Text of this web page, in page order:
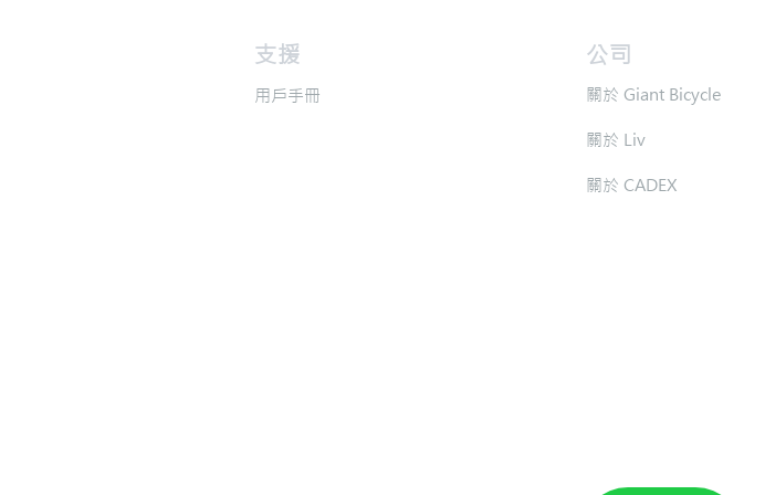
​支援
​用戶手冊
​公司
​關於 Giant Bicycle
​關於 Liv
​關於 CADEX